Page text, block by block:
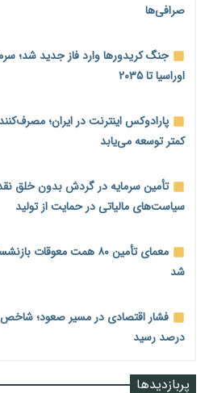
صرافی‌ها
اوراسیا تا ۲۰۳۵
پارادوکس اینترنت در ایران؛
کمتر توسعه می‌یابد
تأمین سرمایه در گردش بدون خلق
سیاست‌های مالیاتی در حمایت از تولید
معمای تأمین ۸۰ همت
شد
درصد رسید
رشد ۷۵ هزار میلیاردی بازار پربازدیدها